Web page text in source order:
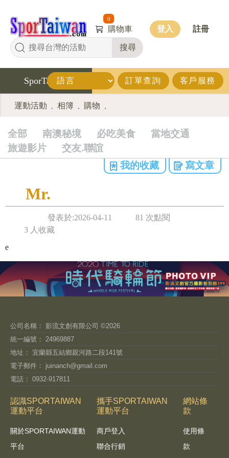
搜尋
0
購物車 登入 註冊
SporTaiwan 訂單查詢 客戶服務
運動活動 . 相簿 . 購物 .
全部 南澳秘境 必吃美食
當地交通
旅遊影片
交友.聯誼
我的收藏
寫文章
Mr.
發表於:2026-04-11
81 次點閱
3 人收藏
e
公司名稱： 影流文創有限公司 ©2026
統一編號： 24969887
地址： 宜蘭縣五結鄉親河路二段141號
電子郵件： juinanch@gmail.com
電話： 0932-917811
認識SPORTAIWAN
運動平台
關於SPORTAIWAN運動
平台
攜手SPORTAIWAN
運動平台
商戶登入
聯合行銷
網站條
款
使用條
款